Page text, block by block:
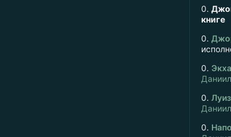
0.
книге
0.
0.
0.
0.